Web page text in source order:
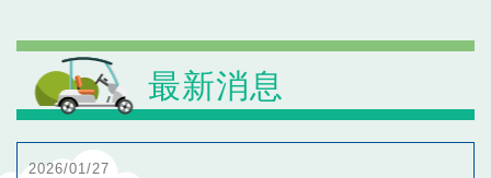
最新消息
2026/01/27